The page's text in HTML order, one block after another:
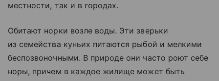
местности, так и в городах.
Обитают норки возле воды. Эти зверьки
из семейства куньих питаются рыбой и мелкими
беспозвоночными. В природе они часто роют себе
норы, причем в каждое жилище может быть